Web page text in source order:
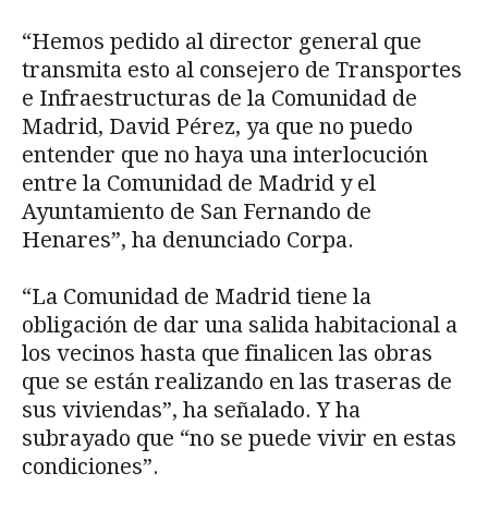
“Hemos pedido al director general que
transmita esto al consejero de Transportes
e Infraestructuras de la Comunidad de
Madrid, David Pérez, ya que no puedo
entender que no haya una interlocución
entre la Comunidad de Madrid y el
Ayuntamiento de San Fernando de
Henares”, ha denunciado Corpa.
“La Comunidad de Madrid tiene la
obligación de dar una salida habitacional a
los vecinos hasta que finalicen las obras
que se están realizando en las traseras de
sus viviendas”, ha señalado. Y ha
subrayado que “no se puede vivir en estas
condiciones”.